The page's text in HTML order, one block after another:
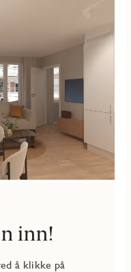
inn!
å klikke på